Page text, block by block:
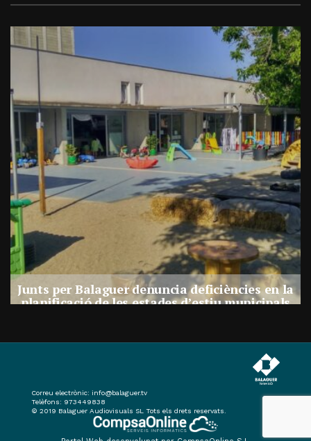
Junts per Balaguer denuncia deficiències en la
planificació de les estades d’estiu municipals
Correu electrònic: info@balaguer.tv
Telèfons: 973449838
© 2019 Balaguer Audiovisuals SL Tots els drets reservats.